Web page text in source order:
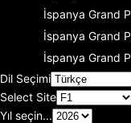
İspanya Grand
İspanya Grand
İspanya Grand
Dil Seçimi
Select Site
Yıl seçin...